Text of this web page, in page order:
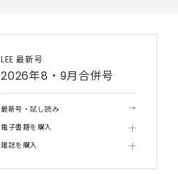
LEE 最新号
2026年8・9月合併号
最新号・試し読み
電子書籍を購入
雑誌を購入